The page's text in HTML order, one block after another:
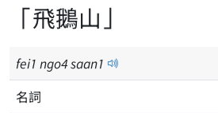
「飛鵝山」
fei1 ngo4saan1
名詞